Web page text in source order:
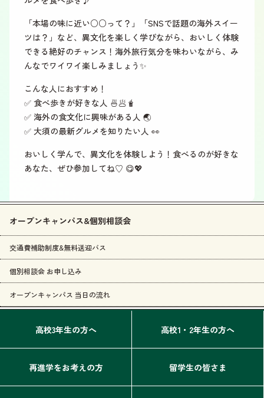
「本場の味に近い○○って？」「SNSで話題の海外スイー
ツは？」など、異文化を楽しく学びながら、おいしく体験
できる絶好のチャンス！海外旅行気分を味わいながら、み
んなでワイワイ楽しみましょう✨
こんな人におすすめ！
✅ 食べ歩きが好きな人 🍜🥟🧋
✅ 海外の食文化に興味がある人 🌏
✅ 大須の最新グルメを知りたい人 👀
おいしく学んで、異文化を体験しよう！食べるのが好きな
あなた、ぜひ参加してね♡ 😋💖
オープンキャンパス&個別相談会
交通費補助制度&無料送迎バス
個別相談会 お申し込み
オープンキャンパス 当日の流れ
高校3年生の方へ 高校1・2年生の方へ
再進学をお考えの方 留学生の皆さま